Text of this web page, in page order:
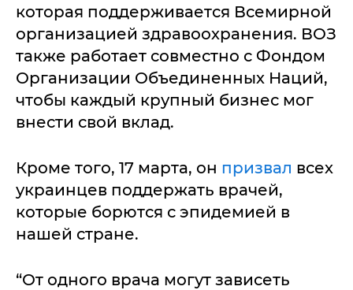
которая поддерживается Всемирной
организацией здравоохранения. ВОЗ
также работает совместно с Фондом
Организации Объединенных Наций,
чтобы каждый крупный бизнес мог
внести свой вклад.
Кроме того, 17 марта, он призвал всех
украинцев поддержать врачей,
которые борются с эпидемией в
нашей стране.
“От одного врача могут зависеть